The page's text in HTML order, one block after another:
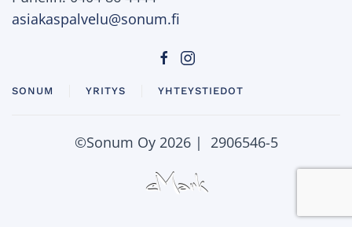
asiakaspalvelu@sonum.fi
SONUM YRITYS YHTEYSTIEDOT
©Sonum Oy 2026 | 2906546-5